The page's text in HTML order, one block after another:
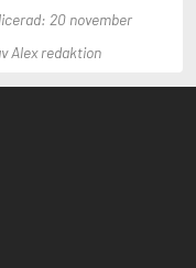
20 november
Alex redaktion